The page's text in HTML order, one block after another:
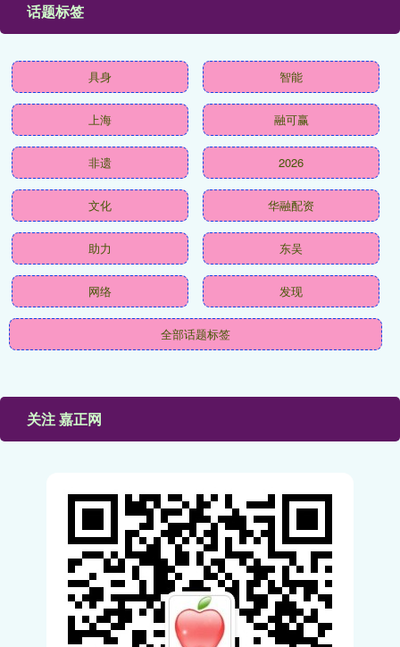
话题标签
具身 智能
上海 融可赢
非遗 2026
文化 华融配资
助力 东吴
网络 发现
全部话题标签
关注 嘉正网